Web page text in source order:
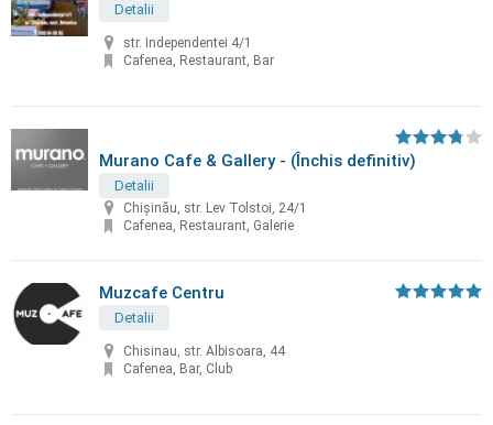
Detalii
str. Independentei 4/1
Cafenea, Restaurant, Bar
Murano Cafe & Gallery - (Închis definitiv)
Detalii
Chișinău, str. Lev Tolstoi, 24/1
Cafenea, Restaurant, Galerie
Muzcafe Centru
Detalii
Chisinau, str. Albisoara, 44
Cafenea, Bar, Club